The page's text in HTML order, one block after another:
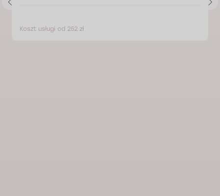
Koszt usługi od 252 zł